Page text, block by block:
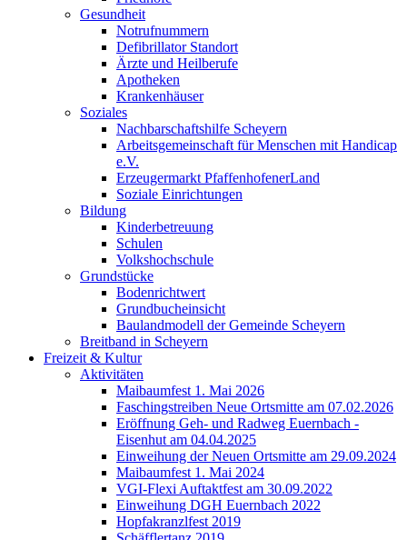
Gesundheit
Notrufnummern
Defibrillator Standort
Ärzte und Heilberufe
Apotheken
Krankenhäuser
Soziales
Nachbarschaftshilfe Scheyern
Arbeitsgemeinschaft für Menschen mit Handicap
e.V.
Erzeugermarkt PfaffenhofenerLand
Soziale Einrichtungen
Bildung
Kinderbetreuung
Schulen
Volkshochschule
Grundstücke
Bodenrichtwert
Grundbucheinsicht
Baulandmodell der Gemeinde Scheyern
Breitband in Scheyern
Freizeit & Kultur
Aktivitäten
Maibaumfest 1. Mai 2026
Faschingstreiben Neue Ortsmitte am 07.02.2026
Eröffnung Geh- und Radweg Euernbach -
Eisenhut am 04.04.2025
Einweihung der Neuen Ortsmitte am 29.09.2024
Maibaumfest 1. Mai 2024
VGI-Flexi Auftaktfest am 30.09.2022
Einweihung DGH Euernbach 2022
Hopfakranzlfest 2019